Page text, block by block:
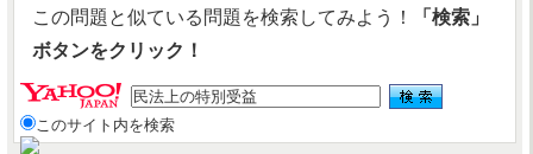
この問題と似ている問題を検索してみよう！
「検索」
ボタンをクリック！
このサイト内を検索